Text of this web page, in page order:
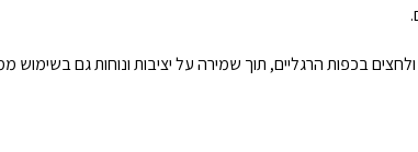
בכפות הרגליים, תוך שמירה על יציבות ונוחות גם בשימוש